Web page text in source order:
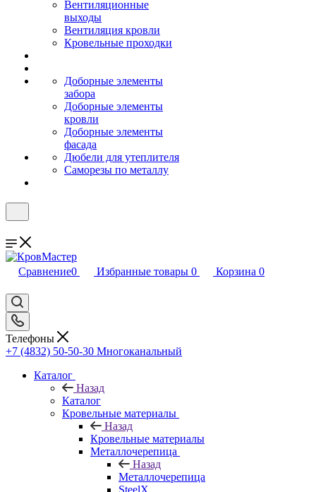
Вентиляционные
выходы
Вентиляция кровли
Кровельные проходки
Доборные элементы
забора
Доборные элементы
кровли
Доборные элементы
фасада
Дюбели для утеплителя
Саморезы по металлу
Сравнение0 Избранные товары 0 Корзина 0
Телефоны
+7 (4832) 50-50-30 Многоканальный
Каталог
Назад
Каталог
Кровельные материалы
Назад
Кровельные материалы
Металлочерепица
Назад
Металлочерепица
SteelX